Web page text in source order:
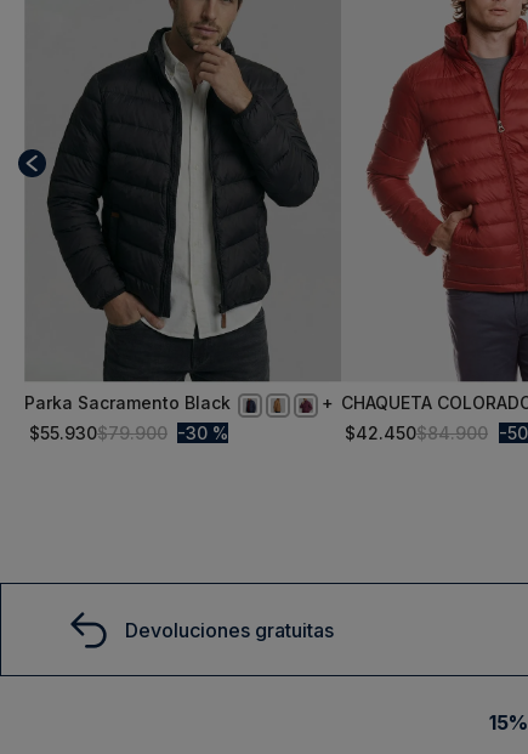
S
Parka Sacramento Black
$55.930$79.900 30 %
L
CHAQUETA
FJ RED
$42.450$84.900
Devoluciones gratuitas